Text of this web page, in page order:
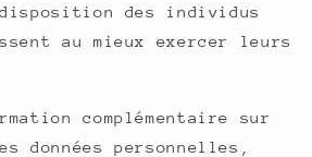
des individus
au mieux exercer leurs
complémentaire sur
données personnelles,